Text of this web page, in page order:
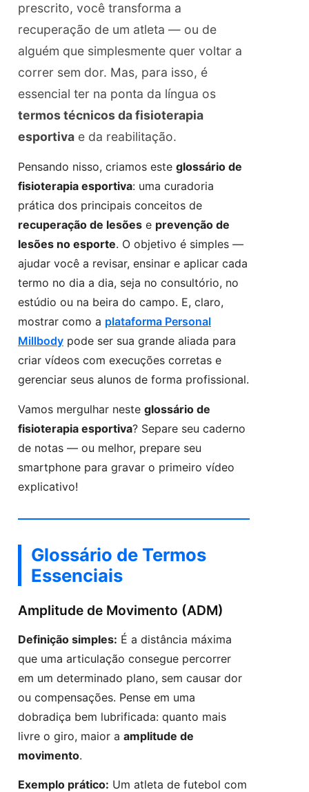
prescrito, você transforma a
recuperação de um atleta — ou de
alguém que simplesmente quer voltar a
correr sem dor. Mas, para isso, é
essencial ter na ponta da língua os
termos técnicos da fisioterapia
esportiva e da reabilitação.
Pensando nisso, criamos este glossário de
fisioterapia esportiva: uma curadoria
prática dos principais conceitos de
recuperação de lesões e prevenção de
lesões no esporte. O objetivo é simples —
ajudar você a revisar, ensinar e aplicar cada
termo no dia a dia, seja no consultório, no
estúdio ou na beira do campo. E, claro,
mostrar como a plataforma Personal
Millbody pode ser sua grande aliada para
criar vídeos com execuções corretas e
gerenciar seus alunos de forma profissional.
Vamos mergulhar neste glossário de
fisioterapia esportiva? Separe seu caderno
de notas — ou melhor, prepare seu
smartphone para gravar o primeiro vídeo
explicativo!
Glossário de Termos
Essenciais
Amplitude de Movimento (ADM)
Definição simples: É a distância máxima
que uma articulação consegue percorrer
em um determinado plano, sem causar dor
ou compensações. Pense em uma
dobradiça bem lubrificada: quanto mais
livre o giro, maior a amplitude de
movimento.
Exemplo prático: Um atleta de futebol com